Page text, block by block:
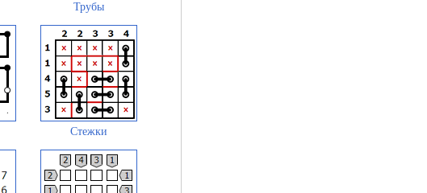
Трубы
Стежки